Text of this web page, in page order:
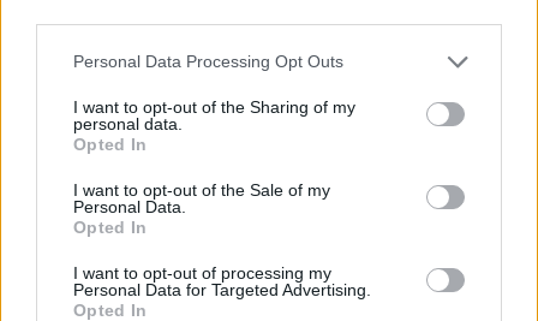
Personal Data Processing Opt Outs
I want to opt-out of the Sharing of my
personal data.
Opted In
I want to opt-out of the Sale of my
Personal Data.
Opted In
I want to opt-out of processing my
Personal Data for Targeted Advertising.
Opted In
Email Copy Link
Σχετικά Άρθρα